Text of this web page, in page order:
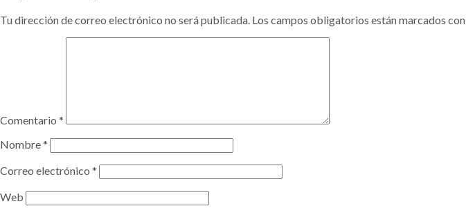
Tu dirección de correo electrónico no será publicada. Los campos obligatorios están marcados con
Comentario *
Nombre*
Correo electrónico *
Web